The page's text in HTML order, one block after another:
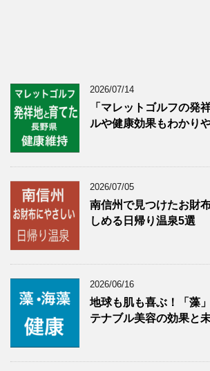
2026/07/14
「マレットゴルフの発
ルや健康効果もわかり
2026/07/05
南信州で見つけたお財
しめる日帰り温泉5選
2026/06/16
地球も肌も喜ぶ！「藻
テナブル美容の効果と